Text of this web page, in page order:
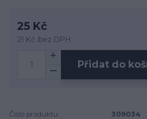
25 Kč
21 Kč bez DPH
Přidat do
Číslo produktu:
309034